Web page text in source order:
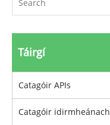
Táirgí
Catagóir APIs
Catagóir idirmheánach